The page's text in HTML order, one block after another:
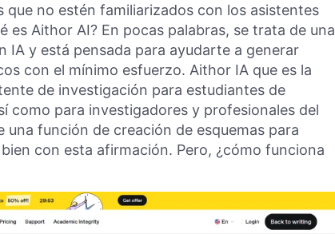
que no estén familiarizados con los asistentes
es Aithor AI? En pocas palabras, se trata de una
IA y está pensada para ayudarte a generar
con el mínimo esfuerzo. Aithor IA que es la
de investigación para estudiantes de
como para investigadores y profesionales del
función de creación de esquemas para
con esta afirmación. Pero, ¿cómo funciona